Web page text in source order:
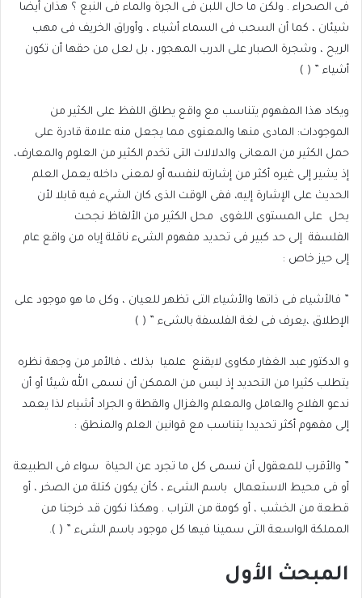
فى الصحراء . ولكن ما حال اللبن فى الجرة والماء فى النبع ؟ هذان أيضا
شيئان ، كما أن السحب فى السماء أشياء ، وأوراق الخريف فى مهب
الريح ، وشجرة الصبار على الدرب المهجور ، بل لعل من حقها أن تكون
أشياء ” ( )
ويكاد هذا المفهوم يتناسب مع واقع يطلق اللفظ على الكثير من
الموجودات: المادى منها والمعنوى مما يجعل منه علامة قادرة على
حمل الكثير من المعانى والدلالات التى تخدم الكثير من العلوم والمعارف،
إذ يشير إلى غيره أكثر من إشارته لنفسه أو لمعنى داخله يعمل العلم
الحديث على الإشارة إليه، ففى الوقت الذى كان الشيء فيه قابلا لأن
يحل على المستوى اللغوى
محل الكثير من الألفاظ نجحت
الفلسفة إلى حد كبير فى تحديد مفهوم الشىء ناقلة إياه من واقع عام
إلى حيز خاص :
” فالأشياء فى ذاتها والأشياء التى تظهر للعيان ، وكل ما هو موجود على
الإطلاق ،يعرف فى لغة الفلسفة بالشىء ” ( )
و الدكتور عبد الغفار مكاوى لايقنع علميا
بذلك ، فالأمر من وجهة نظره
يتطلب كثيرا من التحديد إذ ليس من الممكن أن نسمى الله شيئا أو أن
ندعو الفلاح والعامل والمعلم والغزال والقطة و الجراد أشياء لذا يعمد
إلى مفهوم أكثر تحديدا يتناسب مع قوانين العلم والمنطق :
” والأقرب للمعقول أن نسمى كل ما تجرد عن الحياة
سواء فى الطبيعة
أو فى محيط الاستعمال
باسم الشىء ، كأن يكون كتلة من الصخر ، أو
قطعة من الخشب ، أو كومة من التراب . وهكذا نكون قد خرجنا من
المملكة الواسعة التى سمينا فيها كل موجود باسم الشىء ” ( ).
المبحث الأول